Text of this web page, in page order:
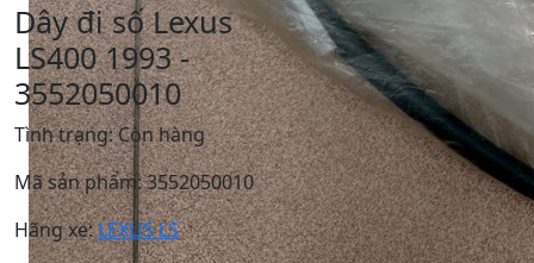
Dây đi số Lexus
LS400 1993 -
3552050010
Tình trạng:Còn hàng
Mã sản phẩm:3552050010
Hãng xe:LEXUS LS